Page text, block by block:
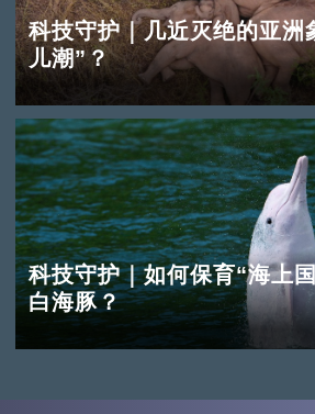
科技守护｜几近灭绝的亚洲
儿潮”？
科技守护｜如何保育“海上
白海豚？